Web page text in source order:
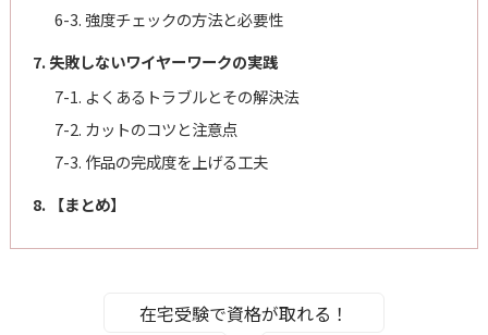
6-3. 強度チェックの方法と必要性
7. 失敗しないワイヤーワークの実践
7-1. よくあるトラブルとその解決法
7-2. カットのコツと注意点
7-3. 作品の完成度を上げる工夫
8. 【まとめ】
在宅受験で資格が取れる！